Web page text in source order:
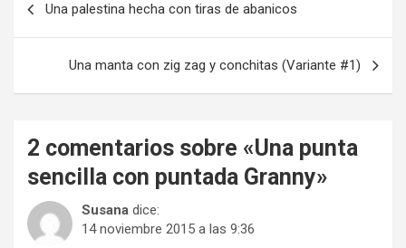
entradas
Una palestina hecha con tiras de abanicos
Una manta con zig zag y conchitas (Variante #1)
2 comentarios sobre «Una punta
sencilla con puntada Granny»
Susana dice:
14 noviembre 2015 a las 9:36